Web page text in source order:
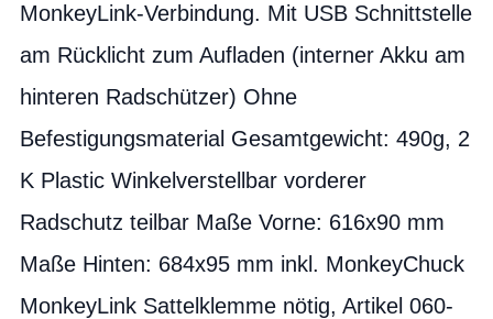
MonkeyLink-Verbindung. Mit USB Schnittstelle
am Rücklicht zum Aufladen (interner Akku am
hinteren Radschützer) Ohne
Befestigungsmaterial Gesamtgewicht: 490g, 2
K Plastic Winkelverstellbar vorderer
Radschutz teilbar Maße Vorne: 616x90 mm
Maße Hinten: 684x95 mm inkl. MonkeyChuck
MonkeyLink Sattelklemme nötig, Artikel 060-